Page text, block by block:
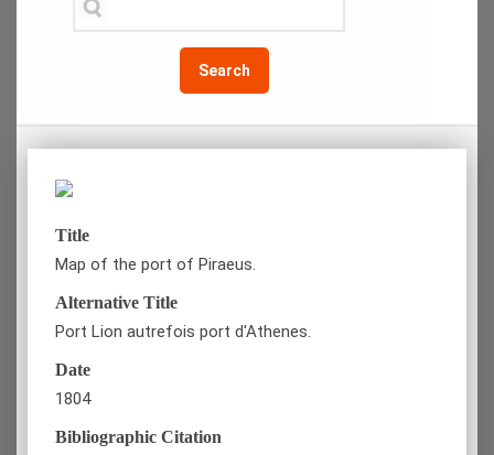
Search
Title
Map of the port of Piraeus.
Alternative Title
Port Lion autrefois port d'Athenes.
Date
1804
Bibliographic Citation